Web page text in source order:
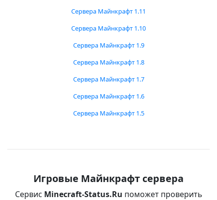
Сервера Майнкрафт 1.11
Сервера Майнкрафт 1.10
Сервера Майнкрафт 1.9
Сервера Майнкрафт 1.8
Сервера Майнкрафт 1.7
Сервера Майнкрафт 1.6
Сервера Майнкрафт 1.5
Игровые Майнкрафт сервера
Сервис Minecraft-Status.Ru поможет проверить